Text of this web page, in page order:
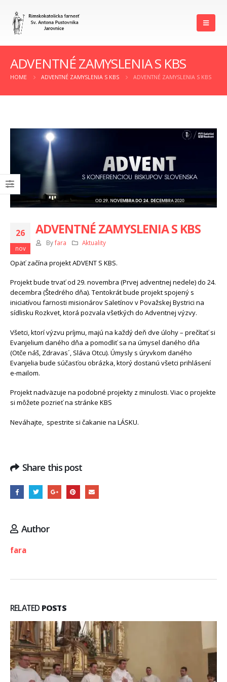
ADVENTNÉ ZAMYSLENIA S KBS
HOME ADVENTNÉ ZAMYSLENIA S KBS ADVENTNÉ ZAMYSLENIA S KBS
26
nov
ADVENTNÉ ZAMYSLENIA S KBS
By fara Aktuality
Opäť začína projekt ADVENT S KBS.
Projekt bude trvať od 29. novembra (Prvej adventnej nedele) do 24.
decembra (Štedrého dňa). Tentokrát bude projekt spojený s
iniciatívou farnosti misionárov Saletínov v Považskej Bystrici na
sídlisku Rozkvet, ktorá pozvala všetkých do Adventnej výzvy.
Všetci, ktorí výzvu príjmu, majú na každý deň dve úlohy – prečítať si
Evanjelium daného dňa a pomodliť sa na úmysel daného dňa
(Otče náš, Zdravas´, Sláva Otcu). Úmysly s úryvkom daného
Evanjelia bude súčasťou obrázka, ktorý dostanú všetci prihlásení
e-mailom.
Projekt nadväzuje na podobné projekty z minulosti. Viac o projekte
si môžete pozrieť na stránke KBS
Neváhajte, spestrite si čakanie na LÁSKU.
Share this post
Author
fara
RELATED POSTS